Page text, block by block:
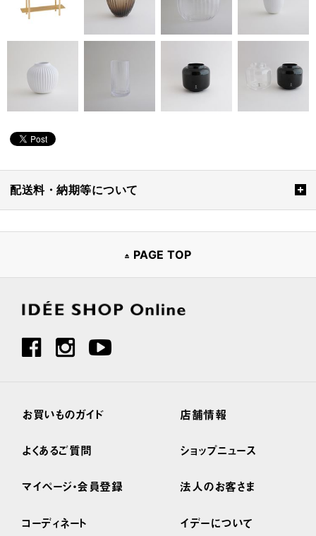
配送料・納期等について
PAGE TOP
お買いものガイド
よくあるご質問
マイページ・会員登録
コーディネート
店舗情報
ショップニュース
法人のお客さま
イデーについて